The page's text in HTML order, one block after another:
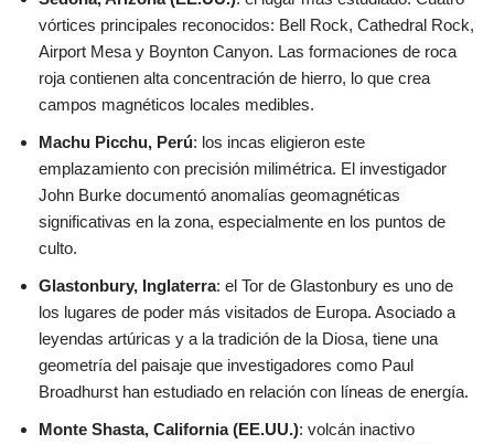
vórtices principales reconocidos: Bell Rock, Cathedral Rock,
Airport Mesa y Boynton Canyon. Las formaciones de roca
roja contienen alta concentración de hierro, lo que crea
campos magnéticos locales medibles.
Machu Picchu, Perú: los incas eligieron este
emplazamiento con precisión milimétrica. El investigador
John Burke documentó anomalías geomagnéticas
significativas en la zona, especialmente en los puntos de
culto.
Glastonbury, Inglaterra: el Tor de Glastonbury es uno de
los lugares de poder más visitados de Europa. Asociado a
leyendas artúricas y a la tradición de la Diosa, tiene una
geometría del paisaje que investigadores como Paul
Broadhurst han estudiado en relación con líneas de energía.
Monte Shasta, California (EE.UU.): volcán inactivo